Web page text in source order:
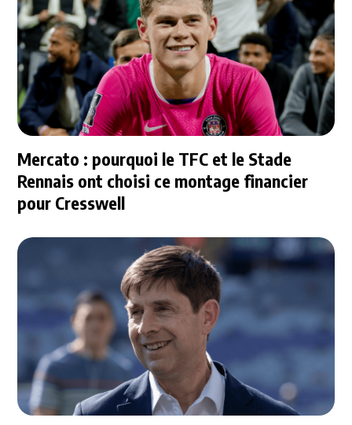
Mercato : pourquoi le TFC et le Stade
Rennais ont choisi ce montage financier
pour Cresswell